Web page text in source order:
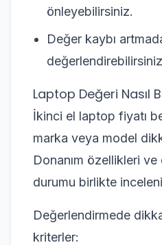
önleyebilirsiniz.
Değer kaybı
Laptop Değeri Nasıl
İkinci el laptop fiyatı
marka veya model
Donanım özellikleri ve
durumu birlikte
Değerlendirmede
kriterler: